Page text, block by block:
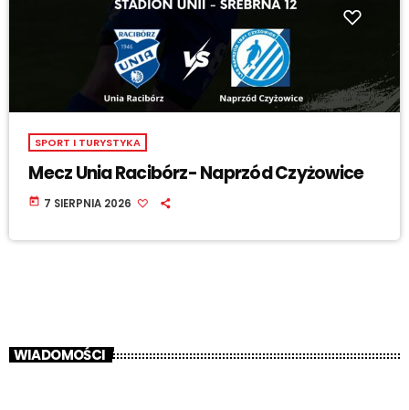
SPORT I TURYSTYKA
Mecz Unia Racibórz- Naprzód Czyżowice
today 7 SIERPNIA 2026
WIADOMOŚCI